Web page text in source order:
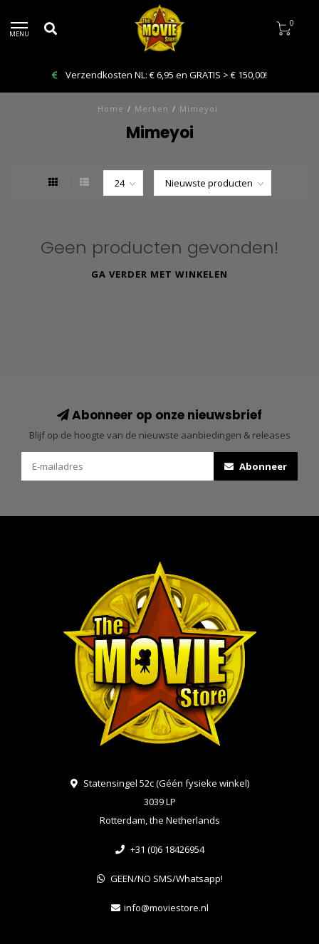
MENU
0
Verzendkosten NL: € 6,95 en GRATIS > € 150,00!
Home / Merken / Mimeyoi
Mimeyoi
Geen producten gevonden!
GA VERDER MET WINKELEN
Abonneer op onze nieuwsbrief
Blijf op de hoogte van de nieuwste aanbiedingen & releases
Abonneer
Statensingel 52c (Géén fysieke winkel)
3039 LP
Rotterdam, the Netherlands
+31 (0)6 18426954
GEEN/NO SMS/Whatsapp!
info@moviestore.nl